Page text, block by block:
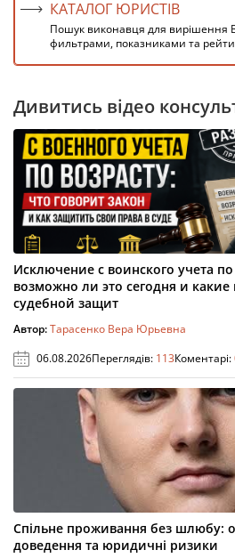
КАТАЛОГ ЮРИСТІВ
Пошук виконавця для вирішення
фильтрами, показниками та
Дивитись відео
Исключение с воинского учета по
возможно ли это сегодня и какие
судебной защит
Автор:Тарасенко Вера Юрьевна
06.08.2026Переглядів: 113Коментарі:
Спільне проживання без шлюбу:
доведення та юридичні ризики